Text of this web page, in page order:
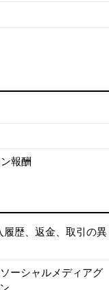
報酬
履歴、返金、取引の異
ーシャルメディアグ